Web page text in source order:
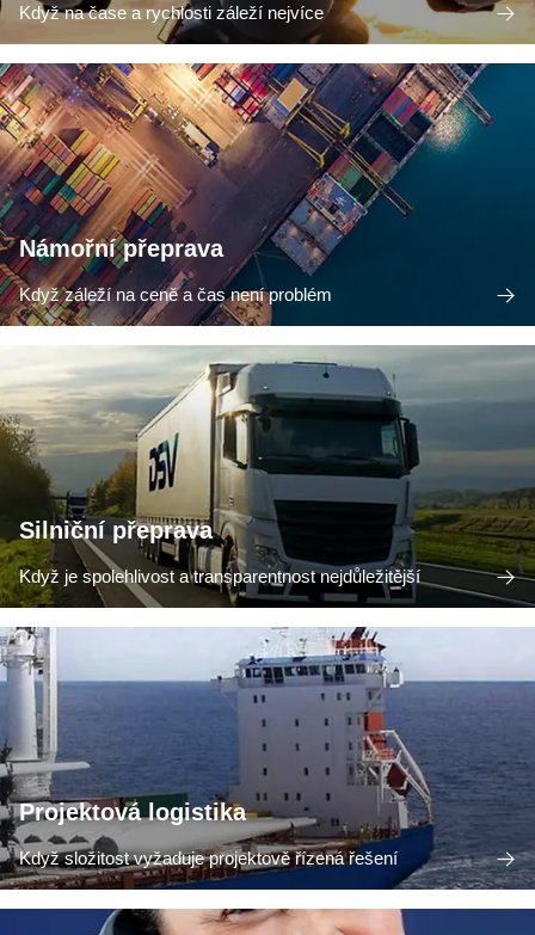
Když na čase a rychlosti záleží nejvíce
Námořní přeprava
Když záleží na ceně a čas není problém
Silniční přeprava
Když je spolehlivost a transparentnost nejdůležitější
Projektová logistika
Když složitost vyžaduje projektově řízená řešení